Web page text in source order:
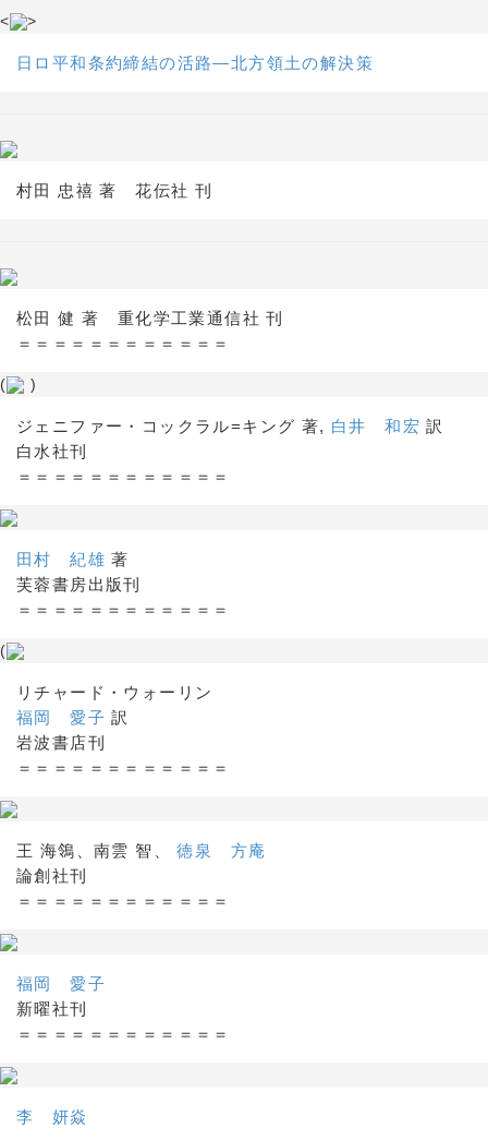
< >
日ロ平和条約締結の活路―北方領土の解決策
村田 忠禧 著 花伝社 刊
松田 健 著 重化学工業通信社 刊
＝＝＝＝＝＝＝＝＝＝＝＝
( )
ジェニファー・コックラル=キング 著, 白井 和宏 訳
白水社刊
＝＝＝＝＝＝＝＝＝＝＝＝
田村 紀雄 著
芙蓉書房出版刊
＝＝＝＝＝＝＝＝＝＝＝＝
(
リチャード・ウォーリン
福岡 愛子 訳
岩波書店刊
＝＝＝＝＝＝＝＝＝＝＝＝
王 海鴒、南雲 智、徳泉 方庵
論創社刊
＝＝＝＝＝＝＝＝＝＝＝＝
福岡 愛子
新曜社刊
＝＝＝＝＝＝＝＝＝＝＝＝
李 妍焱